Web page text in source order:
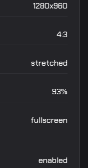
1280x960
4:3
stretched
93%
fullscreen
enabled